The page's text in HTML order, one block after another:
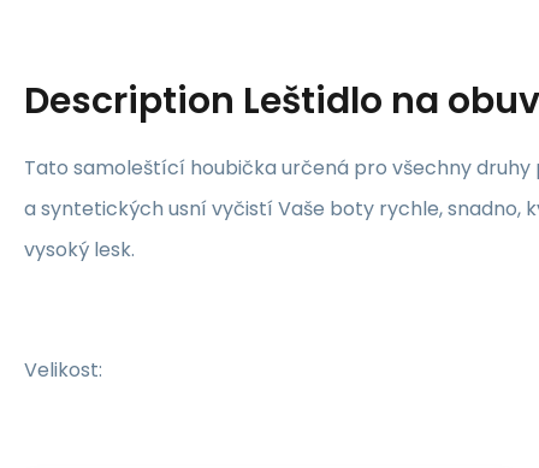
Description Leštidlo na
Tato samoleštící houbička určená pro všechny
a syntetických usní vyčistí Vaše boty rychle, snadno,
vysoký lesk.
Velikost: